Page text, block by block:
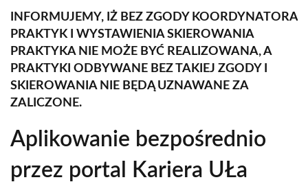
INFORMUJEMY, IŻ BEZ ZGODY KOORDYNATORA
PRAKTYK I WYSTAWIENIA SKIEROWANIA
PRAKTYKA NIE MOŻE BYĆ REALIZOWANA, A
PRAKTYKI ODBYWANE BEZ TAKIEJ ZGODY I
SKIEROWANIA NIE BĘDĄ UZNAWANE ZA
ZALICZONE.
Aplikowanie bezpośrednio
przez portal Kariera UŁa